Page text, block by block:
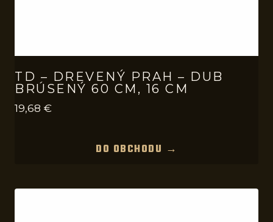
TD – DREVENÝ PRAH – DUB
BRÚSENÝ 60 CM, 16 CM
19,68 €
DO OBCHODU →